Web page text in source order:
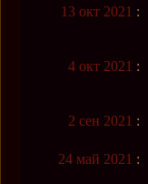
13 окт 2021 :
4 окт 2021 :
2 сен 2021 :
24 май 2021 :